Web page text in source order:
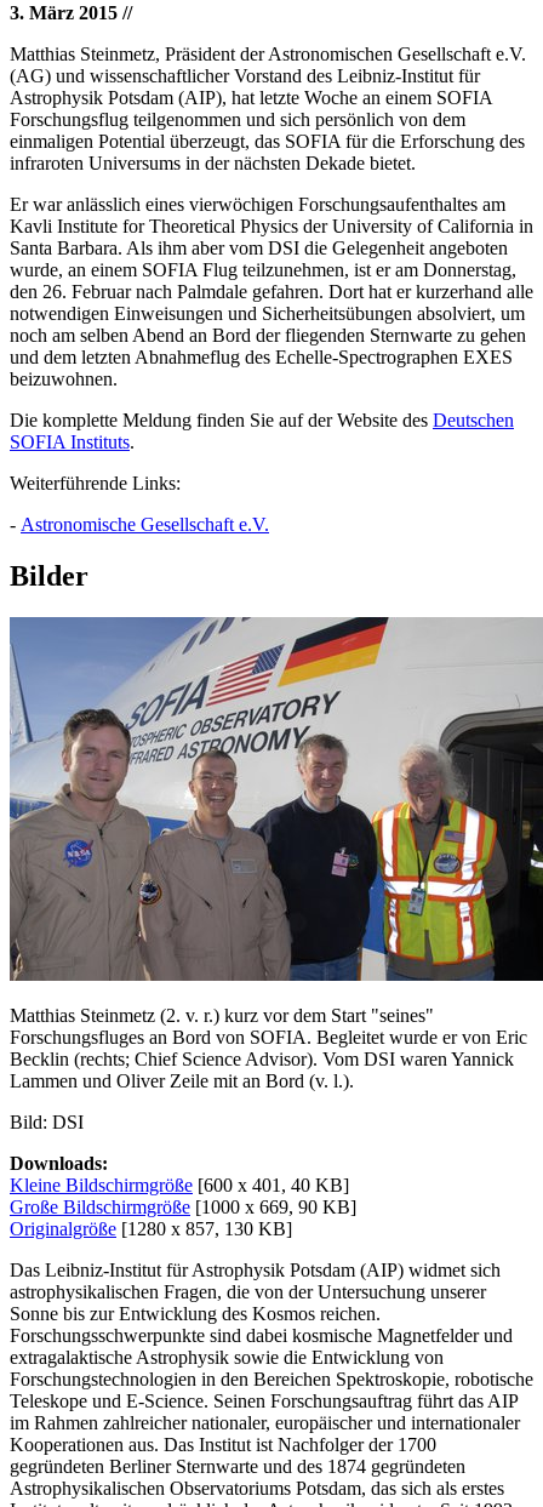
3. März 2015 //
Matthias Steinmetz, Präsident der Astronomischen Gesellschaft e.V.
(AG) und wissenschaftlicher Vorstand des Leibniz-Institut für
Astrophysik Potsdam (AIP), hat letzte Woche an einem SOFIA
Forschungsflug teilgenommen und sich persönlich von dem
einmaligen Potential überzeugt, das SOFIA für die Erforschung des
infraroten Universums in der nächsten Dekade bietet.
Er war anlässlich eines vierwöchigen Forschungsaufenthaltes am
Kavli Institute for Theoretical Physics der University of California in
Santa Barbara. Als ihm aber vom DSI die Gelegenheit angeboten
wurde, an einem SOFIA Flug teilzunehmen, ist er am Donnerstag,
den 26. Februar nach Palmdale gefahren. Dort hat er kurzerhand alle
notwendigen Einweisungen und Sicherheitsübungen absolviert, um
noch am selben Abend an Bord der fliegenden Sternwarte zu gehen
und dem letzten Abnahmeflug des Echelle-Spectrographen EXES
beizuwohnen.
Die komplette Meldung finden Sie auf der Website des Deutschen
SOFIA Instituts.
Weiterführende Links:
- Astronomische Gesellschaft e.V.
Bilder
Matthias Steinmetz (2. v. r.) kurz vor dem Start "seines"
Forschungsfluges an Bord von SOFIA. Begleitet wurde er von Eric
Becklin (rechts; Chief Science Advisor). Vom DSI waren Yannick
Lammen und Oliver Zeile mit an Bord (v. l.).
Bild: DSI
Downloads:
Kleine Bildschirmgröße [600 x 401, 40 KB]
Große Bildschirmgröße [1000 x 669, 90 KB]
Originalgröße [1280 x 857, 130 KB]
Das Leibniz-Institut für Astrophysik Potsdam (AIP) widmet sich
astrophysikalischen Fragen, die von der Untersuchung unserer
Sonne bis zur Entwicklung des Kosmos reichen.
Forschungsschwerpunkte sind dabei kosmische Magnetfelder und
extragalaktische Astrophysik sowie die Entwicklung von
Forschungstechnologien in den Bereichen Spektroskopie, robotische
Teleskope und E-Science. Seinen Forschungsauftrag führt das AIP
im Rahmen zahlreicher nationaler, europäischer und internationaler
Kooperationen aus. Das Institut ist Nachfolger der 1700
gegründeten Berliner Sternwarte und des 1874 gegründeten
Astrophysikalischen Observatoriums Potsdam, das sich als erstes